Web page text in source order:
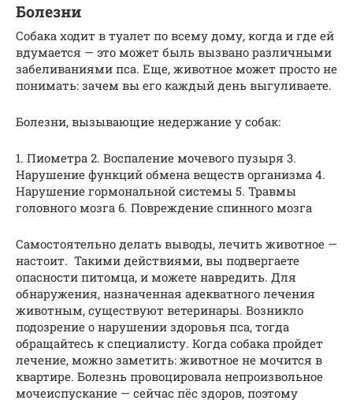
Болезни
Собака ходит в туалет по всему дому, когда и где ей
вдумается — это может быль вызвано различными
забеливаниями пса. Еще, животное может просто не
понимать: зачем вы его каждый день выгуливаете.
Болезни, вызывающие недержание у собак:
1. Пиометра 2. Воспаление мочевого пузыря 3.
Нарушение функций обмена веществ организма 4.
Нарушение гормональной системы 5. Травмы
головного мозга 6. Повреждение спинного мозга
Самостоятельно делать выводы, лечить животное —
настоит. Такими действиями, вы подвергаете
опасности питомца, и можете навредить. Для
обнаружения, назначенная адекватного лечения
животным, существуют ветеринары. Возникло
подозрение о нарушении здоровья пса, тогда
обращайтесь к специалисту. Когда собака пройдет
лечение, можно заметить: животное не мочится в
квартире. Болезнь провоцировала непроизвольное
мочеиспускание — сейчас пёс здоров, поэтому